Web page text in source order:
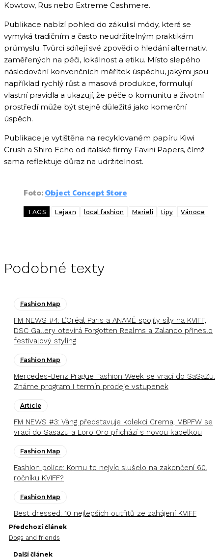
Kowtow, Rus nebo Extreme Cashmere.
Publikace nabízí pohled do zákulisí módy, která se
vymyká tradičním a často neudržitelným praktikám
průmyslu. Tvůrci sdílejí své zpovědi o hledání alternativ,
zaměřených na péči, lokálnost a etiku. Místo slepého
následování konvenčních měřítek úspěchu, jakými jsou
například rychlý růst a masová produkce, formulují
vlastní pravidla a ukazují, že péče o komunitu a životní
prostředí může být stejně důležitá jako komerční
úspěch.
Publikace je vytištěna na recyklovaném papíru Kiwi
Crush a Shiro Echo od italské firmy Favini Papers, čímž
sama reflektuje důraz na udržitelnost.
Foto:Object Concept Store
TAGS Lejaan local fashion Marieli tipy Vánoce
Podobné texty
Fashion Map
FM NEWS #4: L’Oréal Paris a ANAMÉ spojily síly na KVIFF,
DSC Gallery otevírá Forgotten Realms a Zalando přineslo
festivalový styling
Fashion Map
Mercedes-Benz Prague Fashion Week se vrací do SaSaZu.
Známe program i termín prodeje vstupenek
Article
FM NEWS #3: Vàng představuje kolekci Crema, MBPFW se
vrací do Sasazu a Loro Oro přichází s novou kabelkou
Fashion Map
Fashion police: Komu to nejvíc slušelo na zakončení 60.
ročníku KVIFF?
Fashion Map
Best dressed: 10 nejlepších outfitů ze zahájení KVIFF
Předchozí článek
Dogs and friends
Další článek